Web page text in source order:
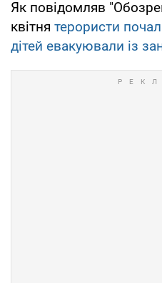
Як повідомляв
квітня терористи
дітей евакуювали із